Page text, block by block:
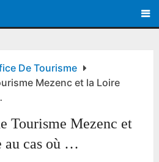
De Tourisme
Mezenc et la Loire
Tourisme Mezenc et
au cas où …